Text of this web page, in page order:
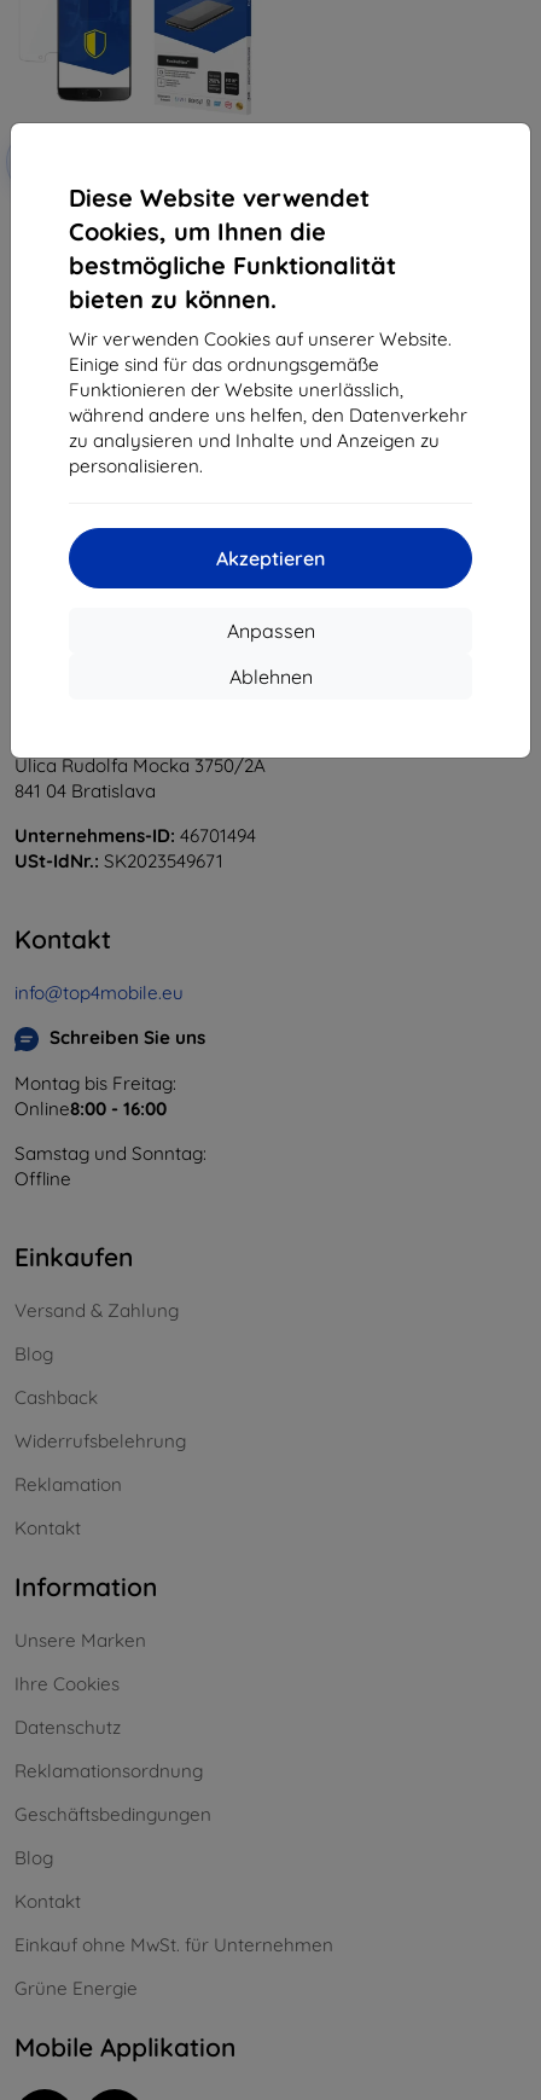
Diese Website verwendet
Cookies, um Ihnen die
bestmögliche Funktionalität
bieten zu können.
Wir verwenden Cookies auf unserer Website.
Einige sind für das ordnungsgemäße
Funktionieren der Website unerlässlich,
während andere uns helfen, den Datenverkehr
zu analysieren und Inhalte und Anzeigen zu
personalisieren.
Akzeptieren
Anpassen
Ablehnen
3MK FlexibleGlass Lenovo Moto
X4 Hybrid Glass
10,90 €
9,81 €
1
Ulica Rudolfa Mocka 3750/2A
841 04 Bratislava
Unternehmens-ID: 46701494
USt-IdNr.: SK2023549671
Kontakt
info@top4mobile.eu
Schreiben Sie uns
Montag bis Freitag:
Online8:00 - 16:00
Samstag und Sonntag:
Offline
Einkaufen
Versand & Zahlung
Blog
Cashback
Widerrufsbelehrung
Reklamation
Kontakt
Information
Unsere Marken
Ihre Cookies
Datenschutz
Reklamationsordnung
Geschäftsbedingungen
Blog
Kontakt
Einkauf ohne MwSt. für Unternehmen
Grüne Energie
Mobile Applikation